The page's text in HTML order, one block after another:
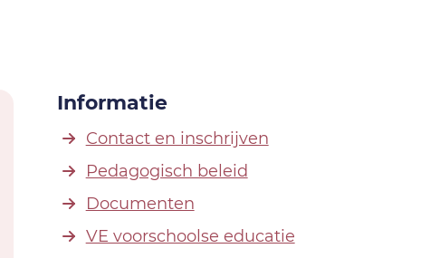
Informatie
Contact en inschrijven
Pedagogisch beleid
Documenten
VE voorschoolse educatie